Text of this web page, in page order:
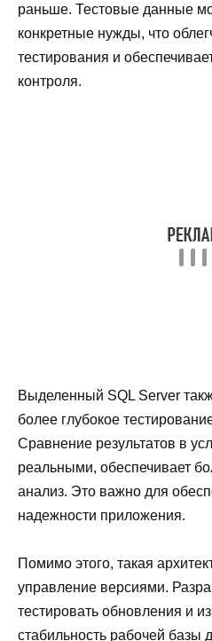
раньше. Тестовые данные
конкретные нужды, что
тестирования и
контроля.
Выделенный SQL Server
более глубокое
Сравнение результатов в
реальными, обеспечивает
анализ. Это важно для
надежности приложения.
Помимо этого, такая
управление версиями.
тестировать обновления и
стабильность рабочей базы